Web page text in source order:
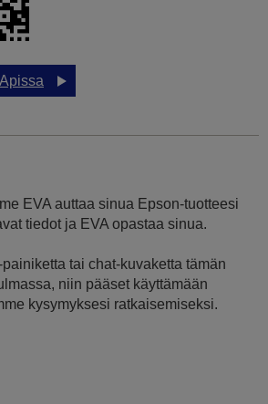
EVA auttaa sinua Epson-tuotteesi
tiedot ja EVA opastaa sinua.
tai chat-kuvaketta tämän
niin pääset käyttämään
kysymyksesi ratkaisemiseksi.